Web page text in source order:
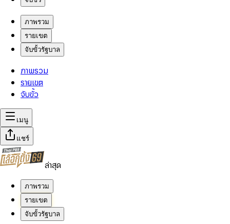
ภาพรวม
รายเขต
จับขั้วรัฐบาล
ภาพรวม
รายเขต
จับขั้ว
เมนู
แชร์
ล่าสุด
ภาพรวม
รายเขต
จับขั้วรัฐบาล